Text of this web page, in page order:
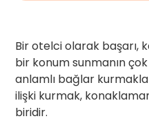
Bir otelci olarak başarı,
bir konum sunmanın
anlamlı bağlar
ilişki kurmak,
biridir.